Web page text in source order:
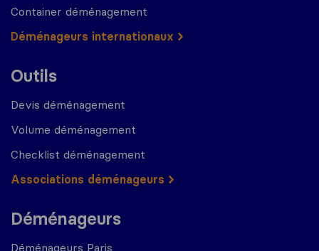
Container déménagement
Déménageurs internationaux
Outils
Devis déménagement
Volume déménagement
Checklist déménagement
Associations déménageurs
Déménageurs
Déménageurs Paris